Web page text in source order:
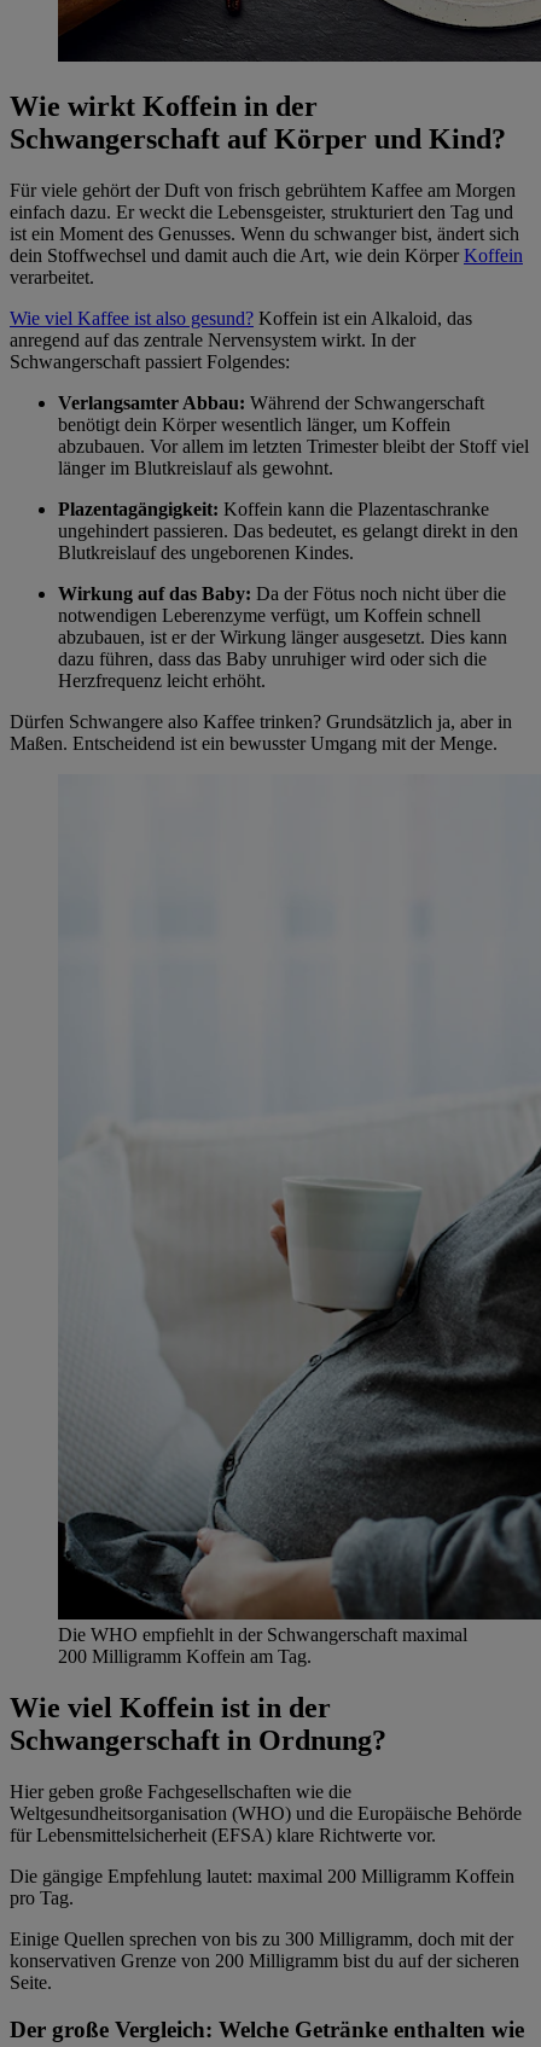
Wie wirkt Koffein in der
Schwangerschaft auf Körper und Kind?
Für viele gehört der Duft von frisch gebrühtem Kaffee am Morgen
einfach dazu. Er weckt die Lebensgeister, strukturiert den Tag und
ist ein Moment des Genusses. Wenn du schwanger bist, ändert sich
dein Stoffwechsel und damit auch die Art, wie dein KörperKoffein
verarbeitet.
Wie viel Kaffee ist also gesund? Koffein ist ein Alkaloid, das
anregend auf das zentrale Nervensystem wirkt. In der
Schwangerschaft passiert Folgendes:
Verlangsamter Abbau: Während der Schwangerschaft
benötigt dein Körper wesentlich länger, um Koffein
abzubauen. Vor allem im letzten Trimester bleibt der Stoff viel
länger im Blutkreislauf als gewohnt.
Plazentagängigkeit: Koffein kann die Plazentaschranke
ungehindert passieren. Das bedeutet, es gelangt direkt in den
Blutkreislauf des ungeborenen Kindes.
Wirkung auf das Baby: Da der Fötus noch nicht über die
notwendigen Leberenzyme verfügt, um Koffein schnell
abzubauen, ist er der Wirkung länger ausgesetzt. Dies kann
dazu führen, dass das Baby unruhiger wird oder sich die
Herzfrequenz leicht erhöht.
Dürfen Schwangere also Kaffee trinken? Grundsätzlich ja, aber in
Maßen. Entscheidend ist ein bewusster Umgang mit der Menge.
Die WHO empfiehlt in der Schwangerschaft maximal
200 Milligramm Koffein am Tag.
Wie viel Koffein ist in der
Schwangerschaft in Ordnung?
Hier geben große Fachgesellschaften wie die
Weltgesundheitsorganisation (WHO) und die Europäische Behörde
für Lebensmittelsicherheit (EFSA) klare Richtwerte vor.
Die gängige Empfehlung lautet: maximal 200 Milligramm Koffein
pro Tag.
Einige Quellen sprechen von bis zu 300 Milligramm, doch mit der
konservativen Grenze von 200 Milligramm bist du auf der sicheren
Seite.
Der große Vergleich: Welche Getränke enthalten wie